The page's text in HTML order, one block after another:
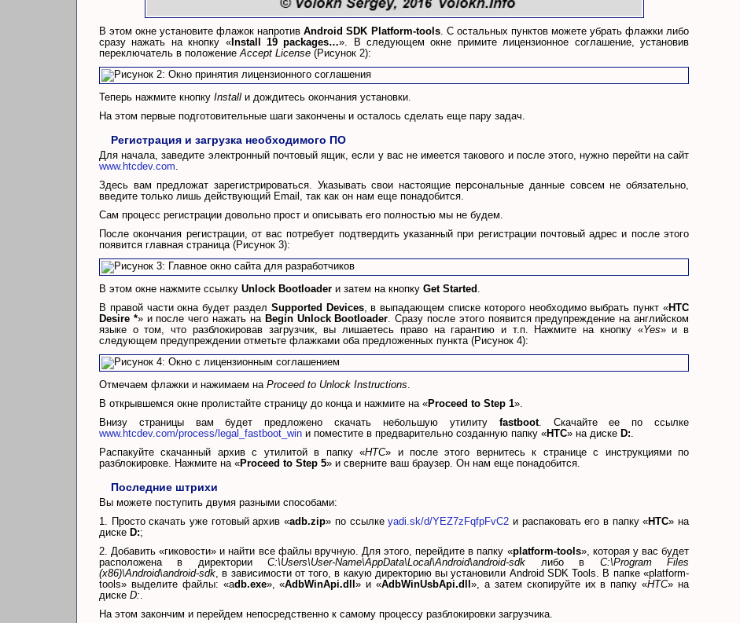
В этом окне установите флажок напротивAndroid SDK Platform-tools. С остальных пунктов можете убрать флажки либо
сразу нажать на кнопку «Install 19 packages…». В следующем окне примите лицензионное соглашение, установив
переключатель в положениеAccept License (Рисунок 2):
Теперь нажмите кнопку Install и дождитесь окончания установки.
На этом первые подготовительные шаги закончены и осталось сделать еще пару задач.
Регистрация и загрузка необходимого ПО
Для начала, заведите электронный почтовый ящик, если у вас не имеется такового и после этого, нужно перейти на сайт
www.htcdev.com.
Здесь вам предложат зарегистрироваться. Указывать свои настоящие персональные данные совсем не обязательно,
введите только лишь действующий Email, так как он нам еще понадобится.
Сам процесс регистрации довольно прост и описывать его полностью мы не будем.
После окончания регистрации, от вас потребует подтвердить указанный при регистрации почтовый адрес и после этого
появится главная страница (Рисунок 3):
В этом окне нажмите ссылку Unlock Bootloader и затем на кнопку Get Started .
В правой части окна будет раздел Supported Devices, в выпадающем списке которого необходимо выбрать пункт «HTC
Desire *» и после чего нажать на Begin Unlock Bootloader. Сразу после этого появится предупреждение на английском
языке о том, что разблокировав загрузчик, вы лишаетесь право на гарантию и т.п. Нажмите на кнопку «Yes» и в
следующем предупреждении отметьте флажками оба предложенных пункта (Рисунок 4):
Отмечаем флажки и нажимаем на Proceed to Unlock Instructions.
В открывшемся окне пролистайте страницу до конца и нажмите на «Proceed to Step 1».
Внизу страницы вам будет предложено скачать небольшую утилиту fastboot. Скачайте ее по ссылке
www.htcdev.com/process/legal_fastboot_win и поместите в предварительно созданную папку «HTC» на диске D:.
Распакуйте скачанный архив с утилитой в папку «HTC» и после этого вернитесь к странице с инструкциями по
разблокировке. Нажмите на «Proceed to Step 5» и сверните ваш браузер. Он нам еще понадобится.
Последние штрихи
Вы можете поступить двумя разными способами:
1. Просто скачать уже готовый архив «adb.zip» по ссылкеyadi.sk/d/YEZ7zFqfpFvC2 и распаковать его в папку «HTC» на
диске D:;
2. Добавить «гиковости» и найти все файлы вручную. Для этого, перейдите в папку «platform-tools», которая у вас будет
расположена в директорииC:\Users\User-Name\AppData\Local\Android\android-sdk либо в C:\Program Files
(x86)\Android\android-sdk, в зависимости от того, в какую директорию вы установили Android SDK Tools. В папке «platform-
tools» выделите файлы: «adb.exe», «AdbWinApi.dll» и «AdbWinUsbApi.dll», а затем скопируйте их в папку «HTC» на
диске D:.
На этом закончим и перейдем непосредственно к самому процессу разблокировки загрузчика.